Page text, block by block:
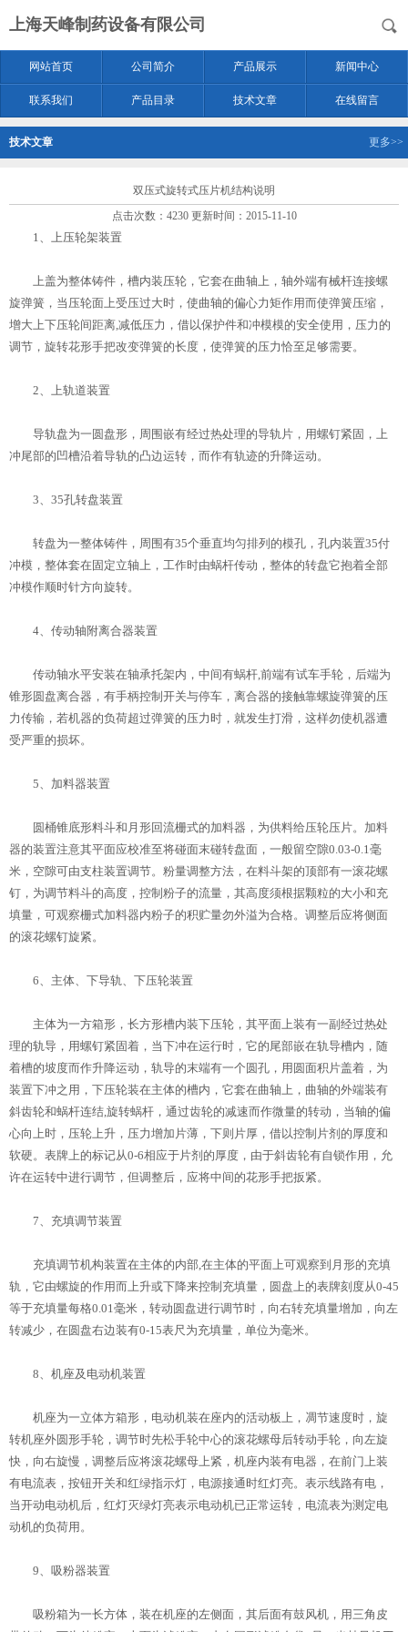
上海天峰制药设备有限公司
网站首页 公司简介 产品展示 新闻中心
联系我们 产品目录 技术文章 在线留言
技术文章 更多>>
双压式旋转式压片机结构说明
点击次数：4230 更新时间：2015-11-10
1、上压轮架装置
上盖为整体铸件，槽内装压轮，它套在曲轴上，轴外端有械杆连接螺
旋弹簧，当压轮面上受压过大时，使曲轴的偏心力矩作用而使弹簧压缩，
增大上下压轮间距离,减低压力，借以保护件和冲模模的安全使用，压力的
调节，旋转花形手把改变弹簧的长度，使弹簧的压力恰至足够需要。
2、上轨道装置
导轨盘为一圆盘形，周围嵌有经过热处理的导轨片，用螺钉紧固，上
冲尾部的凹槽沿着导轨的凸边运转，而作有轨迹的升降运动。
3、35孔转盘装置
转盘为一整体铸件，周围有35个垂直均匀排列的模孔，孔内装置35付
冲模，整体套在固定立轴上，工作时由蜗杆传动，整体的转盘它抱着全部
冲模作顺时针方向旋转。
4、传动轴附离合器装置
传动轴水平安装在轴承托架内，中间有蜗杆,前端有试车手轮，后端为
锥形圆盘离合器，有手柄控制开关与停车，离合器的接触靠螺旋弹簧的压
力传输，若机器的负荷超过弹簧的压力时，就发生打滑，这样勿使机器遭
受严重的损坏。
5、加料器装置
圆桶锥底形料斗和月形回流栅式的加料器，为供料给压轮压片。加料
器的装置注意其平面应校准至将碰面末碰转盘面，一般留空隙0.03-0.1毫
米，空隙可由支柱装置调节。粉量调整方法，在料斗架的顶部有一滚花螺
钉，为调节料斗的高度，控制粉子的流量，其高度须根据颗粒的大小和充
填量，可观察栅式加料器内粉子的积贮量勿外溢为合格。调整后应将侧面
的滚花螺钉旋紧。
6、主体、下导轨、下压轮装置
主体为一方箱形，长方形槽内装下压轮，其平面上装有一副经过热处
理的轨导，用螺钉紧固着，当下冲在运行时，它的尾部嵌在轨导槽内，随
着槽的坡度而作升降运动，轨导的末端有一个圆孔，用圆面积片盖着，为
装置下冲之用，下压轮装在主体的槽内，它套在曲轴上，曲轴的外端装有
斜齿轮和蜗杆连结,旋转蜗杆，通过齿轮的减速而作微量的转动，当轴的偏
心向上时，压轮上升，压力增加片薄，下则片厚，借以控制片剂的厚度和
软硬。表牌上的标记从0-6相应于片剂的厚度，由于斜齿轮有自锁作用，允
许在运转中进行调节，但调整后，应将中间的花形手把扳紧。
7、充填调节装置
充填调节机构装置在主体的内部,在主体的平面上可观察到月形的充填
轨，它由螺旋的作用而上升或下降来控制充填量，圆盘上的表牌刻度从0-45
等于充填量每格0.01毫米，转动圆盘进行调节时，向右转充填量增加，向左
转减少，在圆盘右边装有0-15表尺为充填量，单位为毫米。
8、机座及电动机装置
机座为一立体方箱形，电动机装在座内的活动板上，凋节速度时，旋
转机座外圆形手轮，调节时先松手轮中心的滚花螺母后转动手轮，向左旋
快，向右旋慢，调整后应将滚花螺母上紧，机座内装有电器，在前门上装
有电流表，按钮开关和红绿指示灯，电源接通时红灯亮。表示线路有电，
当开动电动机后，红灯灭绿灯亮表示电动机已正常运转，电流表为测定电
动机的负荷用。
9、吸粉器装置
吸粉箱为一长方体，装在机座的左侧面，其后面有鼓风机，用三角皮